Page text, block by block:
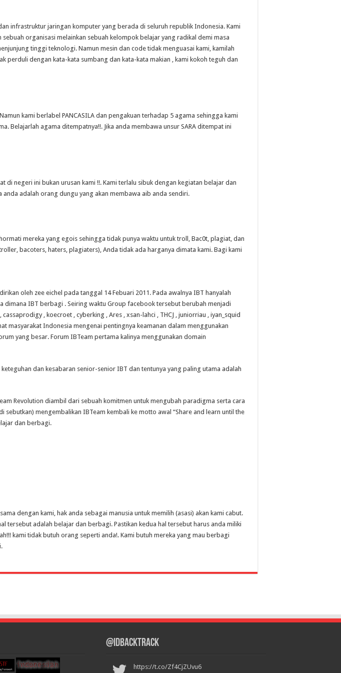
infrastruktur jaringan komputer yang berada di seluruh republik Indonesia. Kami
organisasi melainkan sebuah kelompok belajar yang radikal demi masa
tinggi teknologi. Namun mesin dan code tidak menguasai kami, kamilah
perduli dengan kata-kata sumbang dan kata-kata makian , kami kokoh teguh dan
kami berlabel PANCASILA dan pengakuan terhadap 5 agama sehingga kami
Belajarlah agama ditempatnya!!. Jika anda membawa unsur SARA ditempat ini
negeri ini bukan urusan kami !!. Kami terlalu sibuk dengan kegiatan belajar dan
adalah orang dungu yang akan membawa aib anda sendiri.
mereka yang egois sehingga tidak punya waktu untuk troll, Bac0t, plagiat, dan
bacoters, haters, plagiaters), Anda tidak ada harganya dimata kami. Bagi kami
oleh zee eichel pada tanggal 14 Febuari 2011. Pada awalnya IBT hanyalah
IBT berbagi . Seiring waktu Group facebook tersebut berubah menjadi
, koecroet , cyberking , Ares , xsan-lahci , THCJ , juniorriau , iyan_squid
masyarakat Indonesia mengenai pentingnya keamanan dalam menggunakan
yang besar. Forum IBTeam pertama kalinya menggunakan domain
dan kesabaran senior-senior IBT dan tentunya yang paling utama adalah
Revolution diambil dari sebuah komitmen untuk mengubah paradigma serta cara
mengembalikan IBTeam kembali ke motto awal “Share and learn until the
dan berbagi.
dengan kami, hak anda sebagai manusia untuk memilih (asasi) akan kami cabut.
tersebut adalah belajar dan berbagi. Pastikan kedua hal tersebut harus anda miliki
kami tidak butuh orang seperti anda!. Kami butuh mereka yang mau berbagi
@IDBackTrack
https://t.co/Zf4CjZUvu6